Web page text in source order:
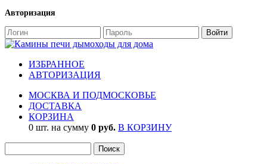
Авторизация
ИЗБРАННОЕ
АВТОРИЗАЦИЯ
МОСКВА И ПОДМОСКОВЬЕ
ДОСТАВКА
КОРЗИНА
0 шт. на сумму 0 руб. В КОРЗИНУ